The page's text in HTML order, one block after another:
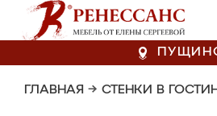
ГЛАВНАЯ → СТЕНКИ В